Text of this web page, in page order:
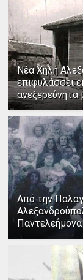
Νέα Χηλή
επιφυλάσσει
ανεξερεύνητα
Από την